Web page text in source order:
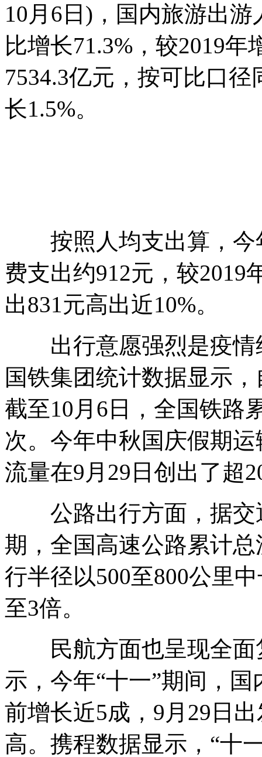
10月6日)，国内旅游出
比增长71.3%，较2019
7534.3亿元，按可比口径
长1.5%。
按照人均支出算，今
费支出约912元，较2019
出831元高出近10%。
出行意愿强烈是疫情
国铁集团统计数据显示
截至10月6日，全国铁路
次。今年中秋国庆假期
流量在9月29日创出了超
公路出行方面，据交
期，全国高速公路累计
行半径以500至800公里
至3倍。
民航方面也呈现全面
示，今年“十一”期间，
前增长近5成，9月29日
高。携程数据显示，“十